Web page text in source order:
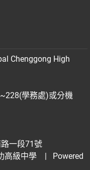
Chenggong High
學務處)或分機
一段71號
高級中學
| Powered